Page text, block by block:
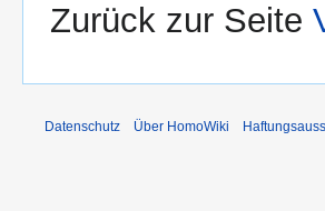
Zurück zur Seite
Datenschutz Über HomoWiki